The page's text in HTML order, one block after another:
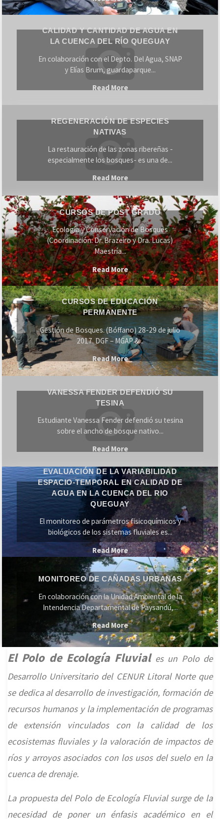
de
CALIDAD Y CANTIDAD DE AGUA EN
LA CUENCA DEL RÍO QUEGUAY
En colaboración con el Depto. Del Agua, SNAP
y Elías Brum, guardaparque...
Read More"Calidad
en
Cuenca
del
Río
Queguay"
REGENERACIÓN DE ESPECIES
NATIVAS
La restauración de las zonas ribereñas -
especialmente los bosques- es una de...
Read More"Regeneración
Especies
Nativas"
Cursos
de
Post
Grado
CURSOS DE POST GRADO
Ecología y Conservación de Bosques
(Coordinación: Dr. Brazeiro y Dra. Lucas)
Maestría...
Read More"Cursos
de
Post
Grado"
Cursos
de
Educación
Permanente
CURSOS DE EDUCACIÓN
PERMANENTE
Gestión de Bosques. (Bóffano) 28-29 de julio
2017. DGF – MGAP &...
Read More"Cursos
de
VANESSA FENDER DEFENDIÓ SU
TESINA
Estudiante Vanessa Fender defendió su tesina
sobre el ancho de bosque nativo...
Read More"Vanessa
defendió
su
tesina"
Evaluación
de
la
variabilidad
del
Rio
Queguay
EVALUACIÓN DE LA VARIABILIDAD
ESPACIO-TEMPORAL EN CALIDAD DE
AGUA EN LA CUENCA DEL RIO
QUEGUAY
El monitoreo de parámetros fisicoquímicos y
biológicos de los sistemas fluviales es...
Read More"Evaluación
de
la
variabilidad
espacio-
temporal
en
calidad
de
la
Cuenca
del
Urbanas
MONITOREO DE CAÑADAS URBANAS
En colaboración con la Unidad Ambiental de la
Intendencia Departamental de Paysandú,...
Read More"Monitoreo
de
Cañadas
Urbanas"
El Polo de Ecología Fluvial esun Polo de
Desarrollo Universitario del CENUR Litoral Norte que
se dedica al desarrollo de investigación, formación de
recursos humanos y la implementación de programas
de extensión vinculados con la calidad de los
ecosistemas fluviales y la valoración de impactos de
ríos y arroyos asociados con los usos del suelo en la
cuenca de drenaje.
La propuesta del Polo de Ecología Fluvial surge de la
necesidad de poner un énfasis académico en el